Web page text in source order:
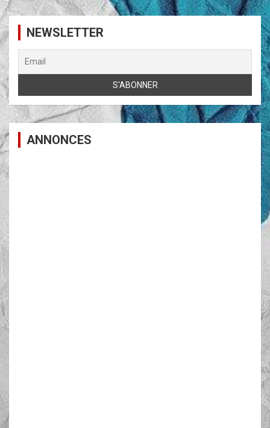
NEWSLETTER
ANNONCES